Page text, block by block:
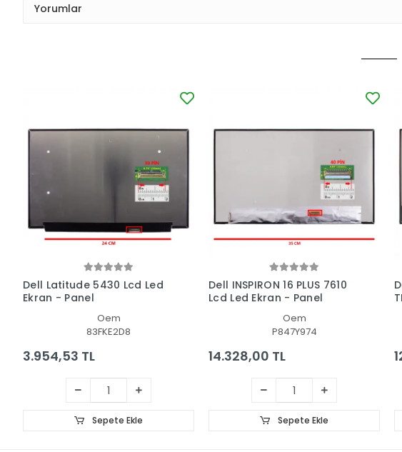
Yorumlar
Dell Latitude 5430 Lcd Led
Ekran - Panel
Oem
83FKE2D8
3.954,53 TL
Sepete Ekle
Dell INSPIRON 16 PLUS 7610
Lcd Led Ekran - Panel
Oem
P847Y974
14.328,00 TL
Sepete Ekle